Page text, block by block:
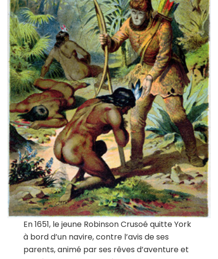
En 1651, le jeune Robinson Crusoé quitte York
à bord d’un navire, contre l’avis de ses
parents, animé par ses rêves d’aventure et